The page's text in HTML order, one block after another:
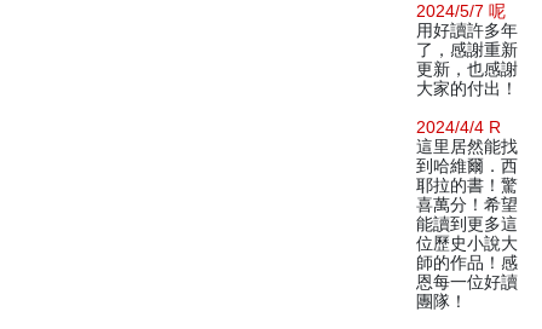
2024/5/7 呢
用好讀許多年
了，感謝重新
更新，也感謝
大家的付出！
2024/4/4 R
這里居然能找
到哈維爾．西
耶拉的書！驚
喜萬分！希望
能讀到更多這
位歷史小說大
師的作品！感
恩每一位好讀
團隊！